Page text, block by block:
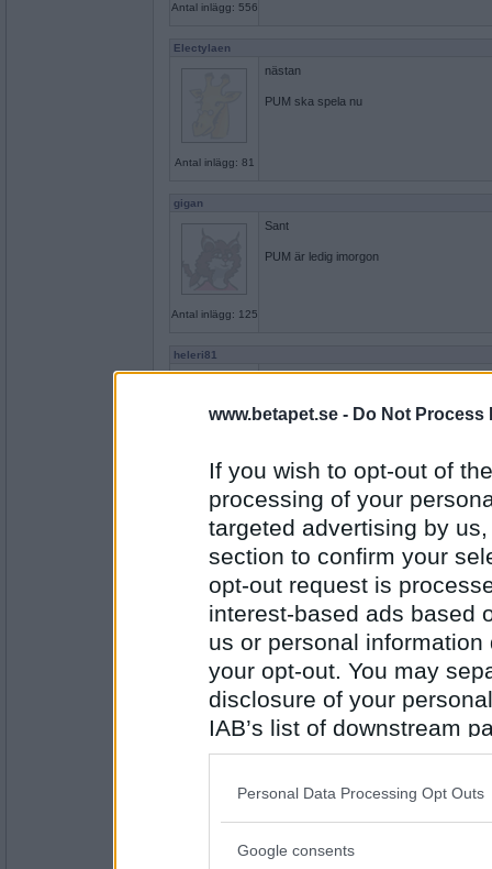
www.betapet.se - Do Not Process
If you wish to opt-out of
processing of your
targeted advertising by
section to confirm your
opt-out request is
interest-based ads based
us or personal
your opt-out. You may
disclosure of your
IAB’s list of downstream
also be disclosed by us
Downstream Participants
Please note that this
Personal Data Processing Opt Outs
Google consents
Antal inlägg: 556
Electylaen
Antal inlägg: 81
nästan
PUM ska spela nu
gigan
Antal inlägg: 125
Sant
PUM är ledig imorgon
heleri81
Antal inlägg: 556
Nja Vab iaf
PUM förlorade just 50 i rating
maddizen
Antal inlägg: 154
falskt
PUM har mer än 1400 i rang
heleri81
Antal inlägg: 556
Sant
PUM är förälder
Sant